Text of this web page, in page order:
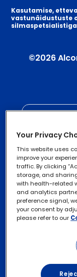
Kasutamise,
vastunäidustuste
©2026
Küpsiste teave
Õiguste
Your Privacy
This website uses
improve your
traffic. By clicking
storage, and
with health-related
and analytics
preference signal,
your consent by
please refer to our